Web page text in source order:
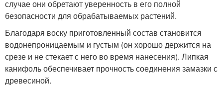
случае они обретают уверенность в его полной
безопасности для обрабатываемых растений.
Благодаря воску приготовленный состав становится
водонепроницаемым и густым (он хорошо держится на
срезе и не стекает с него во время нанесения). Липкая
канифоль обеспечивает прочность соединения замазки с
древесиной.